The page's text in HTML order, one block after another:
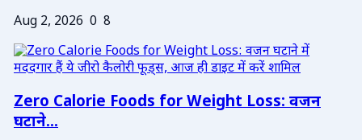
Aug 2, 2026 0 8
Zero Calorie Foods for Weight Loss: वजन
घटाने...